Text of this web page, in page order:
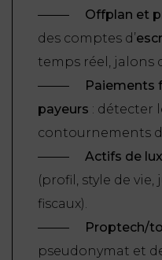
Offplan et
des comptes d’
temps réel, jalons
Paiements
payeurs : détecter
contournements
Actifs de
(profil, style de
fiscaux).
Proptech/
pseudonymat et